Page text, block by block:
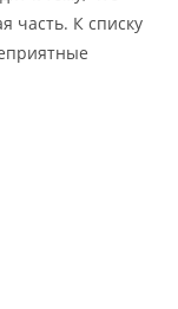
часть. К списку